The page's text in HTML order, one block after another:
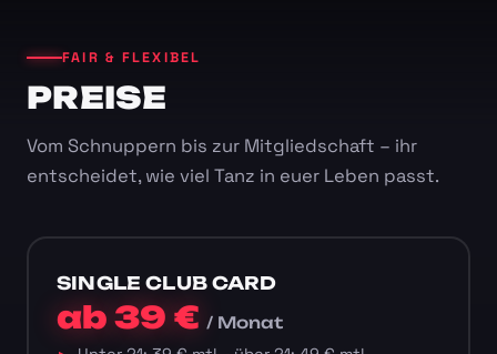
FAIR & FLEXIBEL
PREISE
Vom Schnuppern bis zur Mitgliedschaft – ihr
entscheidet, wie viel Tanz in euer Leben passt.
SINGLE CLUB CARD
ab 39 €/ Monat